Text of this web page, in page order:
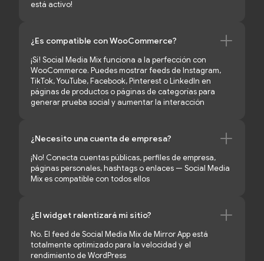
está activo!
¿Es compatible con WooCommerce?
¡Sí! Social Media Mix funciona a la perfección con
WooCommerce. Puedes mostrar feeds de Instagram,
TikTok, YouTube, Facebook, Pinterest o LinkedIn en
páginas de productos o páginas de categorías para
generar prueba social y aumentar la interacción
¿Necesito una cuenta de empresa?
¡No! Conecta cuentas públicas, perfiles de empresa,
páginas personales, hashtags o enlaces — Social Media
Mix es compatible con todos ellos
¿El widget ralentizará mi sitio?
No. El feed de Social Media Mix de Mirror App está
totalmente optimizado para la velocidad y el
rendimiento de WordPress